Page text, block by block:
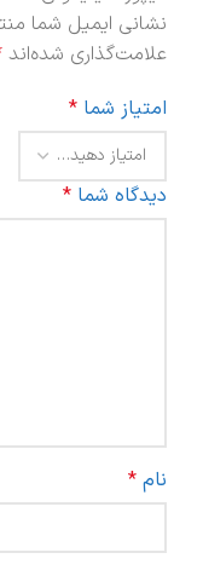
نشانی ایمیل شما
علامت‌گذاری شده‌اند
امتیاز شما *
دیدگاه شما *
نام *